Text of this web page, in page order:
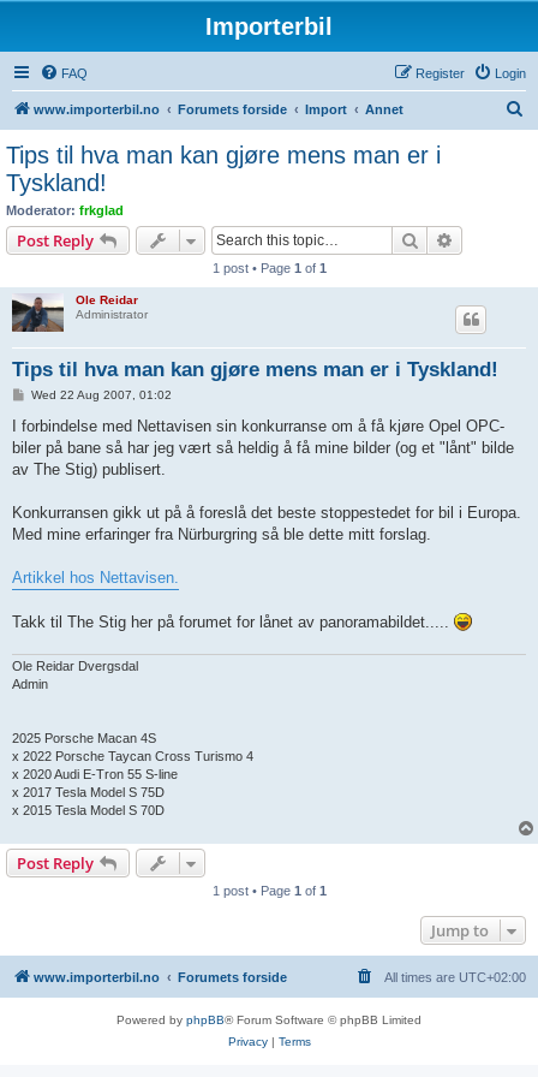
Importerbil
FAQ Login
Register
www.importerbil.no Forumets forside Import Annet
Tips til hva man kan gjøre mens man er i
Tyskland!
Moderator: frkglad
Post Reply Search
1 post • Page 1 of 1
Ole Reidar
Administrator
Tips til hva man kan gjøre mens man er i Tyskland!
P
s
Wed 22 Aug 2007, 01:02
I forbindelse med Nettavisen sin konkurranse om å få kjøre Opel OPC-
biler på bane så har jeg vært så heldig å få mine bilder (og et "lånt" bilde
av The Stig) publisert.
Konkurransen gikk ut på å foreslå det beste stoppestedet for bil i Europa.
Med mine erfaringer fra Nürburgring så ble dette mitt forslag.
Artikkel hos Nettavisen.
Takk til The Stig her på forumet for lånet av panoramabildet.....
Ole Reidar Dvergsdal
Admin
2025 Porsche Macan 4S
x 2022 Porsche Taycan Cross Turismo 4
x 2020 Audi E-Tron 55 S-line
x 2017 Tesla Model S 75D
x 2015 Tesla Model S 70D
Post Reply
1 post • Page 1 of 1
Jump to
www.importerbil.no Forumets forside All times are UTC+02:00
Powered by phpBB® Forum Software © phpBB Limited
Privacy| Terms